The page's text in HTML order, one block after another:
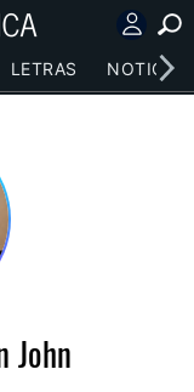
LETRAS NOTICIAS
John